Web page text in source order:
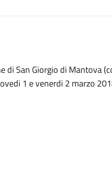
di San Giorgio di Mantova
1 e venerdi 2 marzo